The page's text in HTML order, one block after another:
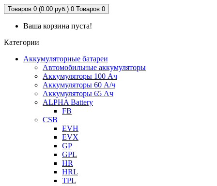
Товаров 0 (0.00 руб.) 0 Товаров 0
Ваша корзина пуста!
Категории
Аккумуляторные батареи
Автомобильные аккумуляторы
Аккумуляторы 100 Ач
Аккумуляторы 60 А/ч
Аккумуляторы 65 Ач
ALPHA Battery
FB
CSB
EVH
EVX
GP
GPL
HR
HRL
TPL